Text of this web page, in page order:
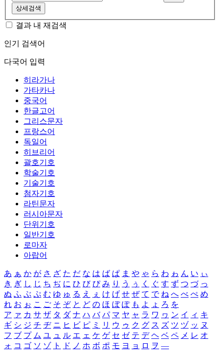
상세검색
결과 내 재검색
인기 검색어
다국어 입력
히라가나
가타카나
중국어
한글고어
그리스문자
프랑스어
독일어
히브리어
괄호기호
학술기호
기술기호
첨자기호
라틴문자
러시아문자
단위기호
일반기호
로마자
아랍어
あ ぁ か が さ ざ た だ な は ば ぱ ま や ゃ ら わ ゎ ん い ぃ
き ぎ し じ ち ぢ に ひ び ぴ み り う ぅ く ぐ す ず つ づ っ
ぬ ふ ぶ ぷ む ゆ ゅ る え ぇ け げ せ ぜ て で ね へ べ ぺ め
れ お ぉ こ ご そ ぞ と ど の ほ ぼ ぽ も よ ょ ろ を
ア ァ カ サ ザ タ ダ ナ ハ バ パ マ ヤ ャ ラ ワ ヮ ン イ ィ キ
ギ シ ジ チ ヂ ニ ヒ ビ ピ ミ リ ウ ゥ ク グ ス ズ ツ ヅ ッ ヌ
フ ブ プ ム ユ ュ ル エ ェ ケ ゲ セ ゼ テ デ ヘ ベ ペ メ レ オ
ォ コ ゴ ソ ゾ ト ド ノ ホ ボ ポ モ ヨ ョ ロ ヲ ―